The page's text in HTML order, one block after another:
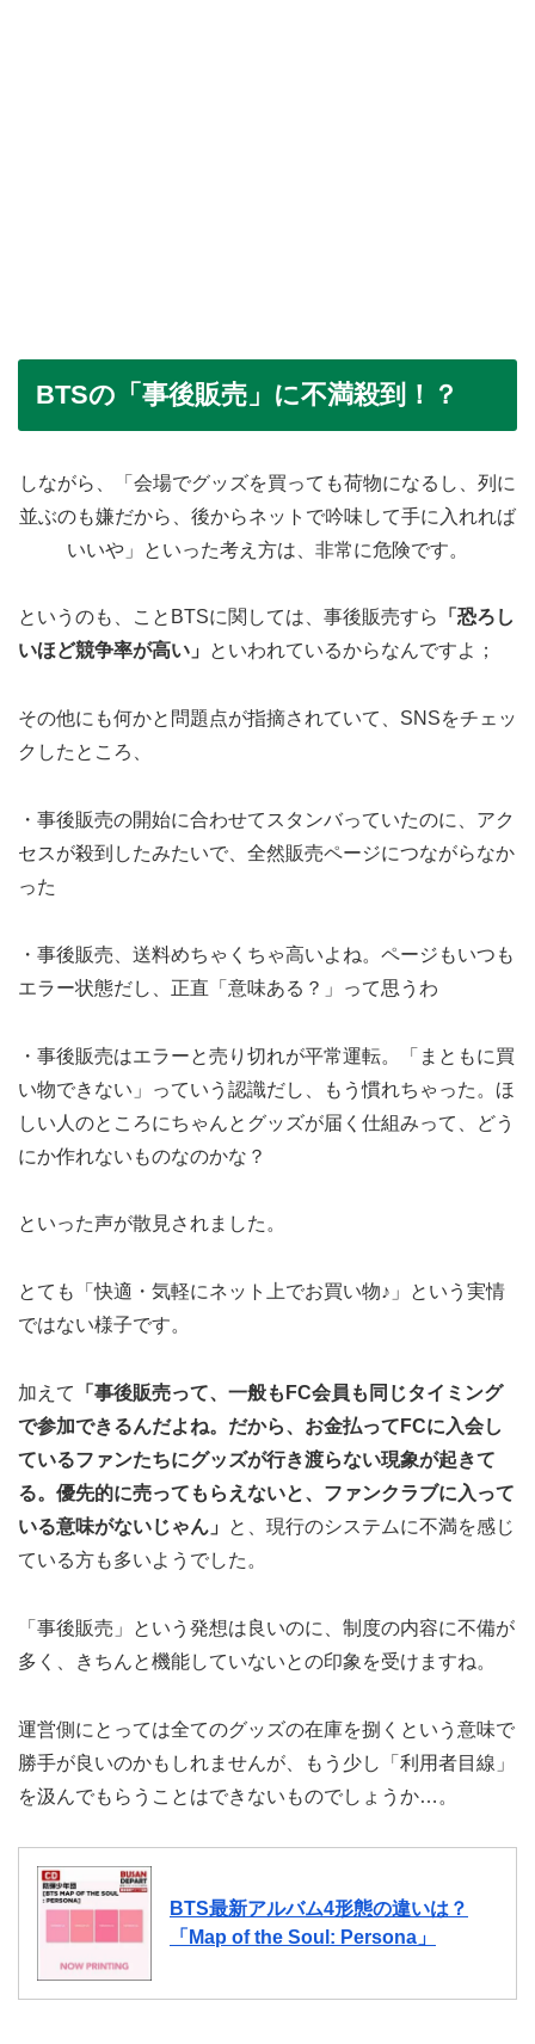
BTSの「事後販売」に不満殺到！？
しながら、「会場でグッズを買っても荷物になるし、列に
並ぶのも嫌だから、後からネットで吟味して手に入れれば
いいや」といった考え方は、非常に危険です。
というのも、ことBTSに関しては、事後販売すら
「恐ろし
いほど競争率が高い」
といわれているからなんですよ；
その他にも何かと問題点が指摘されていて、SNSをチェッ
クしたところ、
・事後販売の開始に合わせてスタンバっていたのに、アク
セスが殺到したみたいで、全然販売ページにつながらなか
った
・事後販売、送料めちゃくちゃ高いよね。ページもいつも
エラー状態だし、正直「意味ある？」って思うわ
・事後販売はエラーと売り切れが平常運転。「まともに買
い物できない」っていう認識だし、もう慣れちゃった。ほ
しい人のところにちゃんとグッズが届く仕組みって、どう
にか作れないものなのかな？
といった声が散見されました。
とても「快適・気軽にネット上でお買い物♪」という実情
ではない様子です。
加えて
「事後販売って、一般もFC会員も同じタイミング
で参加できるんだよね。だから、お金払ってFCに入会し
ているファンたちにグッズが行き渡らない現象が起きて
る。優先的に売ってもらえないと、ファンクラブに入って
いる意味がないじゃん」
と、現行のシステムに不満を感じ
ている方も多いようでした。
「事後販売」という発想は良いのに、制度の内容に不備が
多く、きちんと機能していないとの印象を受けますね。
運営側にとっては全てのグッズの在庫を捌くという意味で
勝手が良いのかもしれませんが、もう少し「利用者目線」
を汲んでもらうことはできないものでしょうか…。
BTS最新アルバム4形態の違いは？
「Map of the Soul: Persona」